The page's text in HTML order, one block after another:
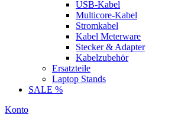
USB-Kabel
Multicore-Kabel
Stromkabel
Kabel Meterware
Stecker & Adapter
Kabelzubehör
Ersatzteile
Laptop Stands
SALE %
Konto